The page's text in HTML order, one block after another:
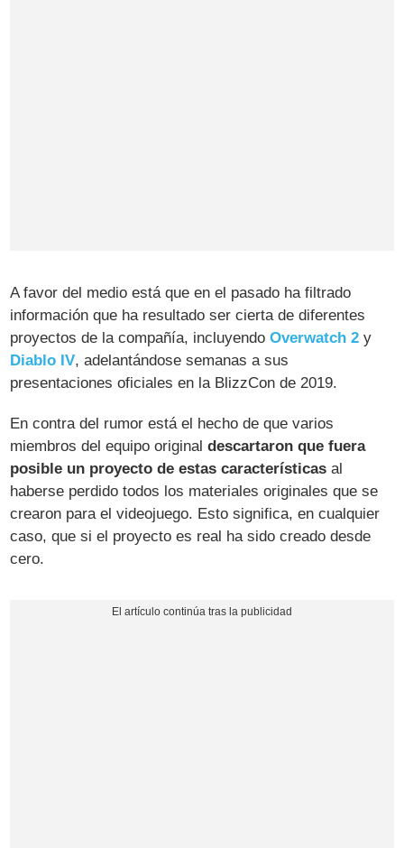
A favor del medio está que en el pasado ha filtrado
información que ha resultado ser cierta de diferentes
proyectos de la compañía, incluyendoOverwatch 2 y
Diablo IV, adelantándose semanas a sus
presentaciones oficiales en la BlizzCon de 2019.
En contra del rumor está el hecho de que varios
miembros del equipo originaldescartaron que fuera
posible un proyecto de estas características al
haberse perdido todos los materiales originales que se
crearon para el videojuego. Esto significa, en cualquier
caso, que si el proyecto es real ha sido creado desde
cero.